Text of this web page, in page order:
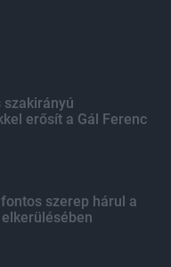
szakirányú
erősít a Gál Ferenc
szerep hárul a